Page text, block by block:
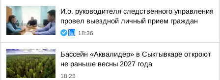
И.о. руководителя следственного управления
провел выездной личный прием граждан
18:36
Бассейн «Аквалидер» в Сыктывкаре откроют
не раньше весны 2027 года
18:25